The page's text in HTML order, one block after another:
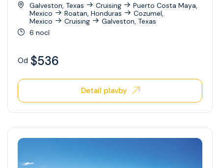
Galveston, Texas
Cruising
Puerto Costa Maya,
Mexico
Roatan, Honduras
Cozumel,
Mexico
Cruising
Galveston, Texas
6 nocí
Od $536
Detail plavby